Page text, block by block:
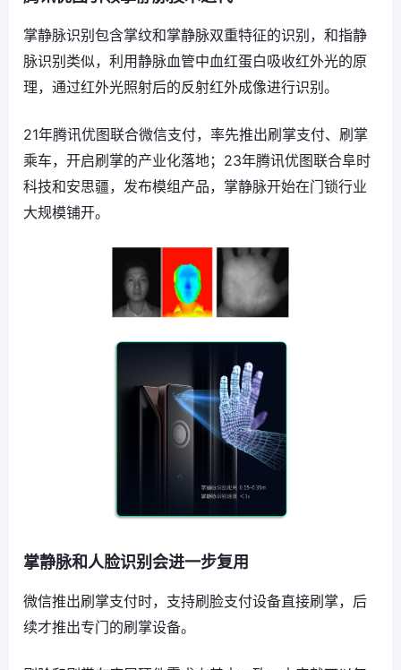
掌静脉识别包含掌纹和掌静脉双重特征的识别，和指静
脉识别类似，利用静脉血管中血红蛋白吸收红外光的原
理，通过红外光照射后的反射红外成像进行识别。
21年腾讯优图联合微信支付，率先推出刷掌支付、刷掌
乘车，开启刷掌的产业化落地；23年腾讯优图联合阜时
科技和安思疆，发布模组产品，掌静脉开始在门锁行业
大规模铺开。
掌静脉和人脸识别会进一步复用
微信推出刷掌支付时，支持刷脸支付设备直接刷掌，后
续才推出专门的刷掌设备。